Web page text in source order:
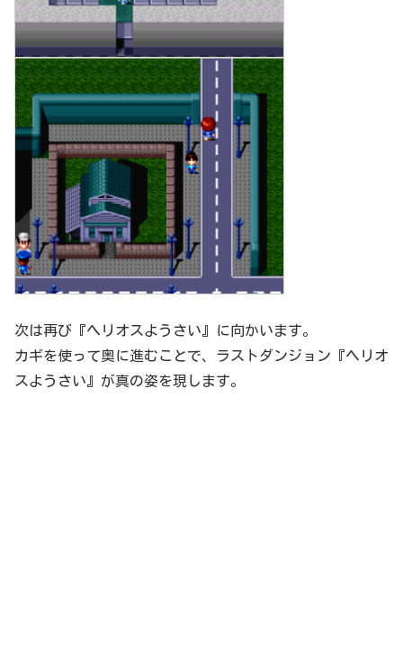
次は再び『ヘリオスようさい』に向かいます。
カギを使って奥に進むことで、ラストダンジョン『ヘリオ
スようさい』が真の姿を現します。